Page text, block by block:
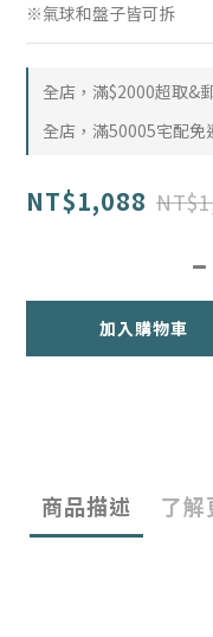
※氣球和盤子皆可拆
全店，滿$2000超取&
全店，滿50005宅配免
NT$1,088
加入購物車
商品描述 了解